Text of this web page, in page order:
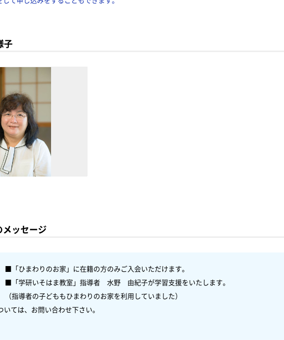
子
メッセージ
■「ひまわりのお家」に在籍の方のみご入会いただけます。
■「学研いそはま教室」指導者　水野　由紀子が学習支援をいたします。
（指導者の子どももひまわりのお家を利用していました）
いては、お問い合わせ下さい。